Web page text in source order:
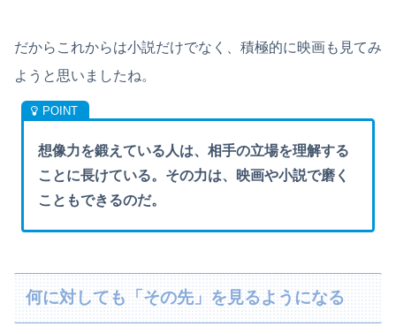
だからこれからは小説だけでなく、積極的に映画も見てみ
ようと思いましたね。
想像力を鍛えている人は、相手の立場を理解する
ことに長けている。その力は、映画や小説で磨く
こともできるのだ。
何に対しても「その先」を見るようになる